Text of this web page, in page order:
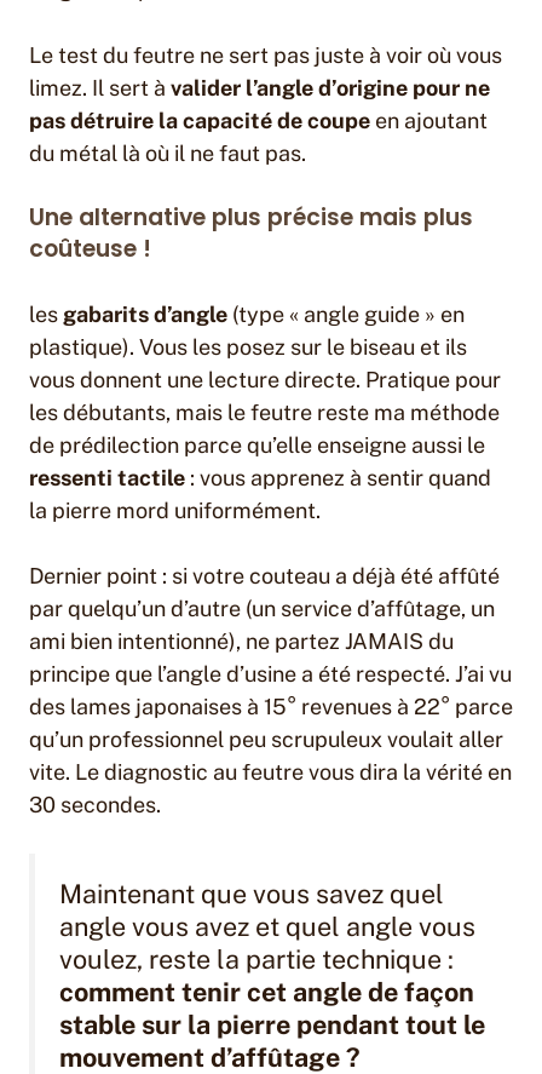
Le test du feutre ne sert pas juste à voir où vous
limez. Il sert à valider l’angle d’origine pour ne
pas détruire la capacité de coupe en ajoutant
du métal là où il ne faut pas.
Une alternative plus précise mais plus
coûteuse !
les gabarits d’angle (type « angle guide » en
plastique). Vous les posez sur le biseau et ils
vous donnent une lecture directe. Pratique pour
les débutants, mais le feutre reste ma méthode
de prédilection parce qu’elle enseigne aussi le
ressenti tactile : vous apprenez à sentir quand
la pierre mord uniformément.
Dernier point : si votre couteau a déjà été affûté
par quelqu’un d’autre (un service d’affûtage, un
ami bien intentionné), ne partez JAMAIS du
principe que l’angle d’usine a été respecté. J’ai vu
des lames japonaises à 15° revenues à 22° parce
qu’un professionnel peu scrupuleux voulait aller
vite. Le diagnostic au feutre vous dira la vérité en
30 secondes.
Maintenant que vous savez quel
angle vous avez et quel angle vous
voulez, reste la partie technique :
comment tenir cet angle de façon
stable sur la pierre pendant tout le
mouvement d’affûtage ?